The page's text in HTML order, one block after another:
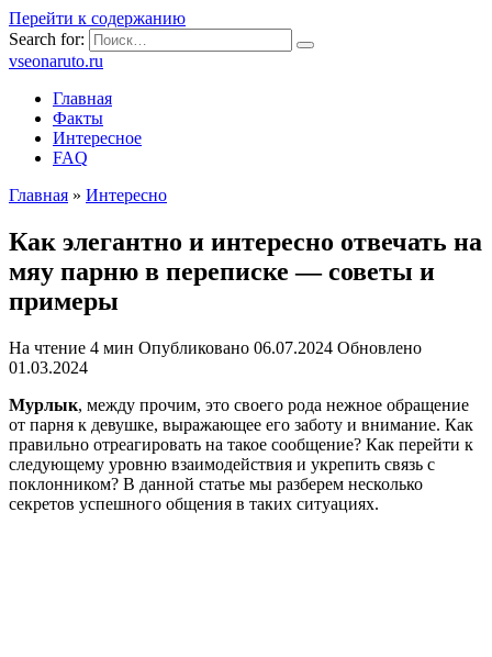
Перейти к содержанию
Search for:
vseonaruto.ru
Главная
Факты
Интересное
FAQ
Главная » Интересно
Как элегантно и интересно отвечать на
мяу парню в переписке — советы и
примеры
На чтение 4 мин Опубликовано 06.07.2024 Обновлено
01.03.2024
Мурлык, между прочим, это своего рода нежное обращение
от парня к девушке, выражающее его заботу и внимание. Как
правильно отреагировать на такое сообщение? Как перейти к
следующему уровню взаимодействия и укрепить связь с
поклонником? В данной статье мы разберем несколько
секретов успешного общения в таких ситуациях.